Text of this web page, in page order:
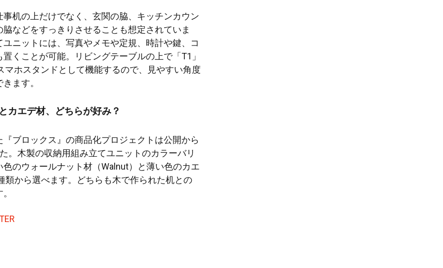
事机の上だけでなく、玄関の脇、キッチンカウン
などをすっきりさせることも想定されていま
ニットには、写真やメモや定規、時計や鍵、コ
くことが可能。リビングテーブルの上で「T1」
マホスタンドとして機能するので、見やすい角度
ます。
カエデ材、どちらが好み？
ブロックス』の商品化プロジェクトは公開から
。木製の収納用組み立てユニットのカラーバリ
のウォールナット材（Walnut）と薄い色のカエ
類から選べます。どちらも木で作られた机との